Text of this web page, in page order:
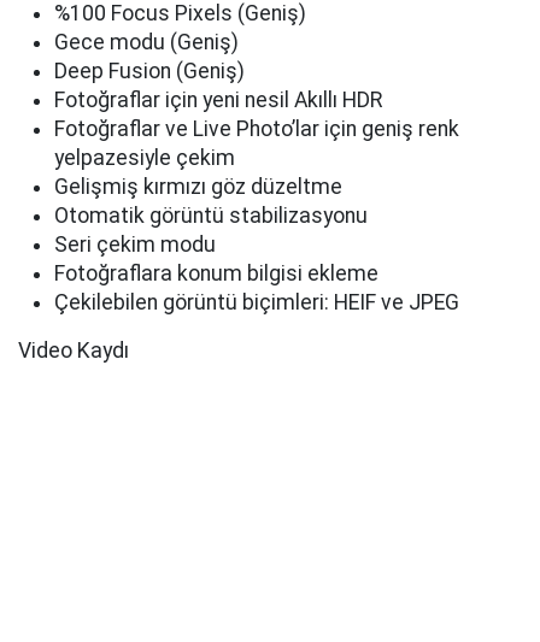
%100 Focus Pixels (Geniş)
Gece modu (Geniş)
Deep Fusion (Geniş)
Fotoğraflar için yeni nesil Akıllı HDR
Fotoğraflar ve Live Photo’lar için geniş renk
yelpazesiyle çekim
Gelişmiş kırmızı göz düzeltme
Otomatik görüntü stabilizasyonu
Seri çekim modu
Fotoğraflara konum bilgisi ekleme
Çekilebilen görüntü biçimleri: HEIF ve JPEG
Video Kaydı